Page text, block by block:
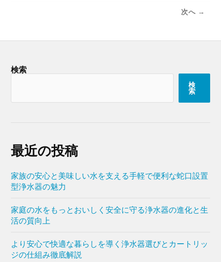
次へ →
検索
検
索
最近の投稿
家族の安心と美味しい水を支える手軽で便利な蛇口設置
型浄水器の魅力
家庭の水をもっとおいしく安全に守る浄水器の進化と生
活の質向上
より安心で快適な暮らしを導く浄水器選びとカートリッ
ジの仕組み徹底解説